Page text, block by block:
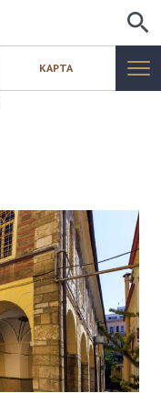
ИСКАТЬ
КАРТА